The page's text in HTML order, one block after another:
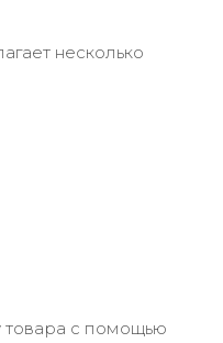
несколько
товара с помощью